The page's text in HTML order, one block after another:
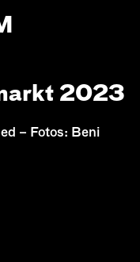
2023
– Fotos: Beni